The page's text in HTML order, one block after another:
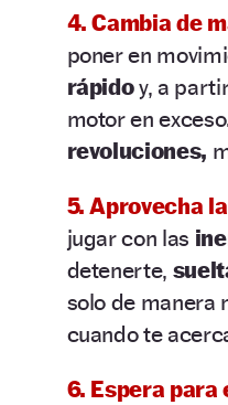
4. Cambia de
poner en
rápidoy, a
motor en
revoluciones,
5. Aprovecha
jugar con las
detenerte,
solo de manera
cuando te
6. Espera